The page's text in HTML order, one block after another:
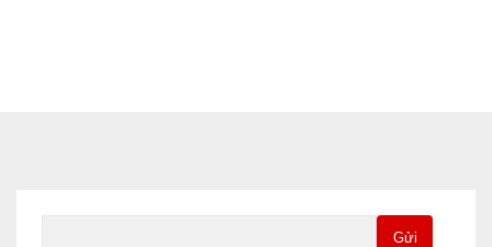
Gửi